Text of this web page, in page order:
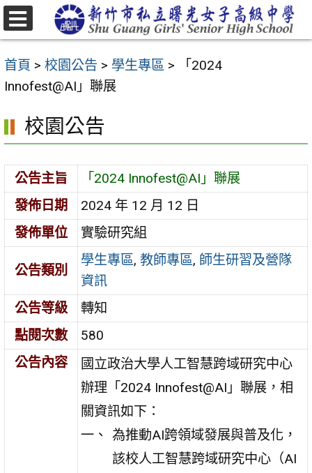
跳
至
要
內
區
首頁 > 校園公告 > 學生專區 >
「2024
Innofest@AI」聯展
校園公告
公告主旨
「2024 Innofest@AI」聯展
發佈日期
2024 年 12 月 12 日
發佈單位
實驗研究組
公告類別
學生專區,教師專區, 師生研習及營隊
資訊
公告等級
轉知
點閱次數
580
公告內容
國立政治大學人工智慧跨域研究中心
辦理「2024 Innofest@AI」聯展，相
關資訊如下：
為推動AI跨領域發展與普及化，
該校人工智慧跨域研究中心（AI
選
單